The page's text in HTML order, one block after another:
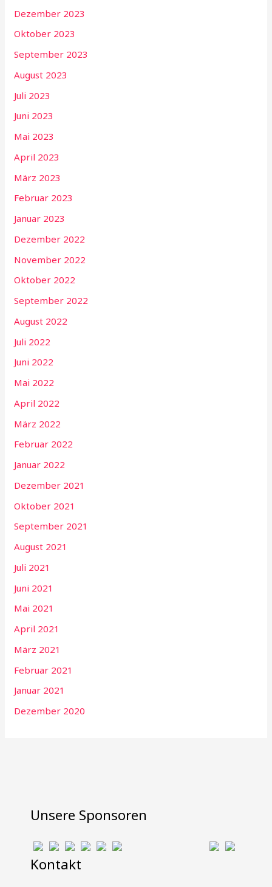
Dezember 2023
Oktober 2023
September 2023
August 2023
Juli 2023
Juni 2023
Mai 2023
April 2023
März 2023
Februar 2023
Januar 2023
Dezember 2022
November 2022
Oktober 2022
September 2022
August 2022
Juli 2022
Juni 2022
Mai 2022
April 2022
März 2022
Februar 2022
Januar 2022
Dezember 2021
Oktober 2021
September 2021
August 2021
Juli 2021
Juni 2021
Mai 2021
April 2021
März 2021
Februar 2021
Januar 2021
Dezember 2020
Unsere Sponsoren
Kontakt